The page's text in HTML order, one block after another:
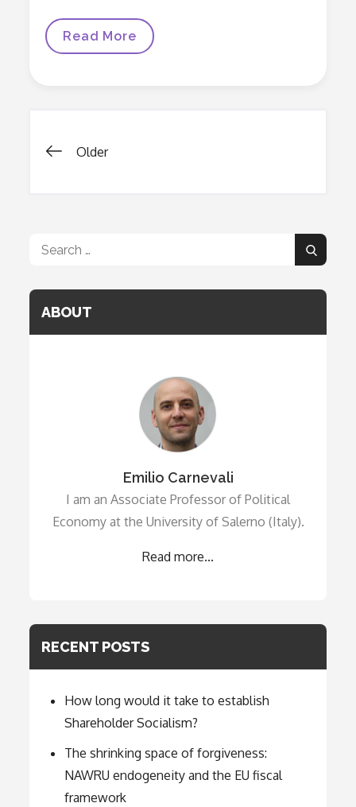
Disconnessi.
L’impatto
Read More
Posts
Older
Search
Search
ABOUT
Emilio Carnevali
I am an Associate Professor of Political
Economy at the University of Salerno (Italy).
Read more...
RECENT POSTS
How long would it take to establish
Shareholder Socialism?
The shrinking space of forgiveness:
NAWRU endogeneity and the EU fiscal
framework